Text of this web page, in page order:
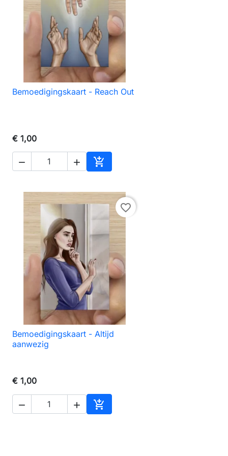
 Snel bekijken
Bemoedigingskaart - Reach Out
€ 1,00
  
In winkelwagen
favorite_border
 Snel bekijken
Bemoedigingskaart - Altijd
aanwezig
€ 1,00
  
In winkelwagen